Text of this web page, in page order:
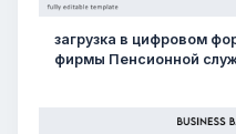
загрузка в цифровом
фирмы Пенсионной